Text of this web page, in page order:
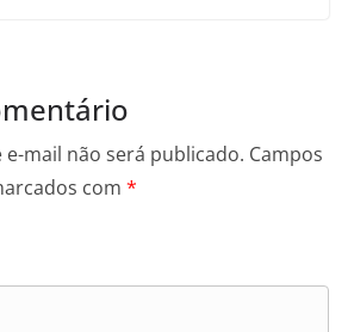
e-mail não será publicado. Campos
com *